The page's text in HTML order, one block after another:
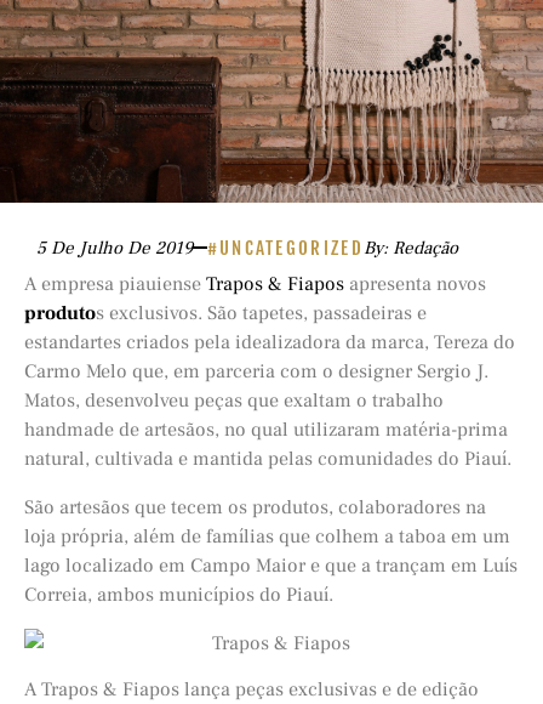
5 De Julho De 2019 #UNCATEGORIZED By: Redação
A empresa piauiense Trapos & Fiapos apresenta novos
produtos exclusivos. São tapetes, passadeiras e
estandartes criados pela idealizadora da marca, Tereza do
Carmo Melo que, em parceria com o designer Sergio J.
Matos, desenvolveu peças que exaltam o trabalho
handmade de artesãos, no qual utilizaram matéria-prima
natural, cultivada e mantida pelas comunidades do Piauí.
São artesãos que tecem os produtos, colaboradores na
loja própria, além de famílias que colhem a taboa em um
lago localizado em Campo Maior e que a trançam em Luís
Correia, ambos municípios do Piauí.
A Trapos & Fiapos lança peças exclusivas e de edição